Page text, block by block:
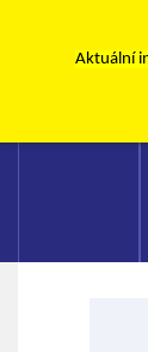
Aktuální